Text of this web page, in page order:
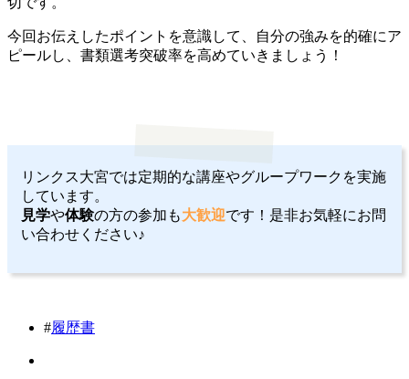
今回お伝えしたポイントを意識して、自分の強みを的確にア
ピールし、書類選考突破率を高めていきましょう！
リンクス大宮では定期的な講座やグループワークを実施
しています。
見学や体験の方の参加も大歓迎です！是非お気軽にお問
い合わせください♪
#履歴書